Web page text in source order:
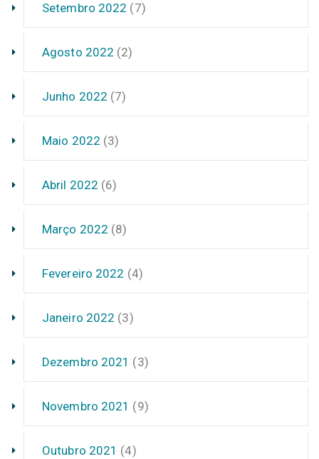
Setembro 2022 (7)
Agosto 2022 (2)
Junho 2022 (7)
Maio 2022 (3)
Abril 2022 (6)
Março 2022 (8)
Fevereiro 2022 (4)
Janeiro 2022 (3)
Dezembro 2021 (3)
Novembro 2021 (9)
Outubro 2021 (4)